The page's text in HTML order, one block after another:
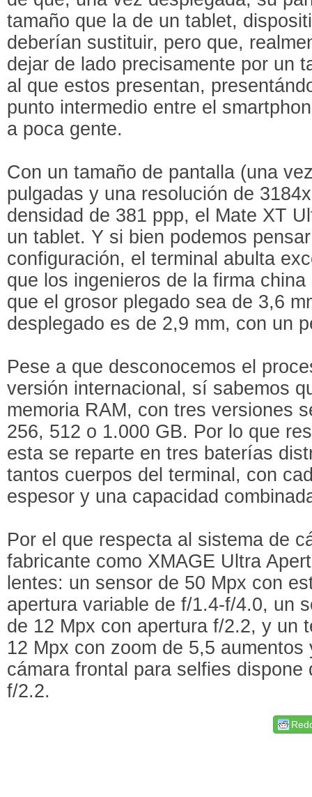
tamaño que la de un tablet,
deberían sustituir, pero que,
dejar de lado precisamente por un
al que estos presentan,
punto intermedio entre el
a poca gente.
Con un tamaño de pantalla (una
pulgadas y una resolución de
densidad de 381 ppp, el Mate XT
un tablet. Y si bien podemos
configuración, el terminal abulta
que los ingenieros de la firma
que el grosor plegado sea de 3,6
desplegado es de 2,9 mm, con un
Pese a que desconocemos el
versión internacional, sí sabemos
memoria RAM, con tres versiones
256, 512 o 1.000 GB. Por lo que
esta se reparte en tres baterías
tantos cuerpos del terminal, con
espesor y una capacidad
Por el que respecta al sistema de
fabricante como XMAGE Ultra
lentes: un sensor de 50 Mpx con
apertura variable de f/1.4-f/4.0, un
de 12 Mpx con apertura f/2.2, y un
12 Mpx con zoom de 5,5
cámara frontal para selfies
f/2.2.